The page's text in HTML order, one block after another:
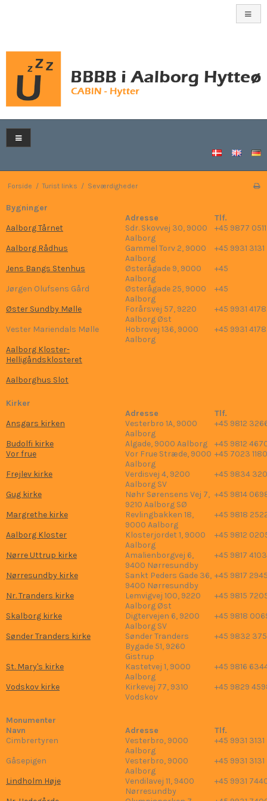
Forside / Turist links / Seværdigheder
Bygninger
Adresse
Tlf.
Aalborg Tårnet
Sdr. Skovvej 30, 9000
Aalborg
+45 9877 0511
Aalborg Rådhus
Gammel Torv 2, 9000
Aalborg
+45 9931 3131
Jens Bangs Stenhus
Østerågade 9, 9000
Aalborg
+45
Jørgen Olufsens Gård
Østerågade 25, 9000
Aalborg
+45
Øster Sundby Mølle
Forårsvej 57, 9220
Aalborg Øst
+45 9931 4178
Vester Mariendals Mølle
Aalborg Kloster-
Helligåndsklosteret
Aalborghus Slot
Hobrovej 136, 9000
Aalborg
+45 9931 4178
Kirker
Adresse
Tlf.
Ansgars kirken
Vesterbro 1A, 9000
Aalborg
+45 9812
Budolfi kirke
Algade, 9000 Aalborg
+45 9812
Vor frue
Vor Frue Stræde, 9000
Aalborg
+45 7023 1180
Frejlev kirke
Verdisvej 4, 9200
Aalborg SV
+45 9834
Gug kirke
Nøhr Sørensens Vej 7,
9210 Aalborg SØ
+45 9814
Margrethe kirke
Revlingbakken 18,
9000 Aalborg
+45 9818
Aalborg Kloster
Klosterjordet 1, 9000
Aalborg
+45 9812
Nørre Uttrup kirke
Amalienborgvej 6,
9400 Nørresundby
+45 9817 4103
Nørresundby kirke
Sankt Peders Gade 36,
9400 Nørresundby
+45 9817
Nr. Tranders kirke
Lemvigvej 100, 9220
Aalborg Øst
+45 9815
Skalborg kirke
Digtervejen 6, 9200
Aalborg SV
+45 9818
Sønder Tranders kirke
Sønder Tranders
Bygade 51, 9260
Gistrup
+45 9832
St. Mary's kirke
Kastetvej 1, 9000
Aalborg
+45 9816
Vodskov kirke
Kirkevej 77, 9310
Vodskov
+45 9829
Monumenter
Navn
Adresse
Tlf.
Cimbrertyren
Vesterbro, 9000
Aalborg
+45 9931 3131
Gåsepigen
Vesterbro, 9000
Aalborg
+45 9931 3131
Lindholm Høje
Vendilavej 11, 9400
Nørresundby
+45 9931